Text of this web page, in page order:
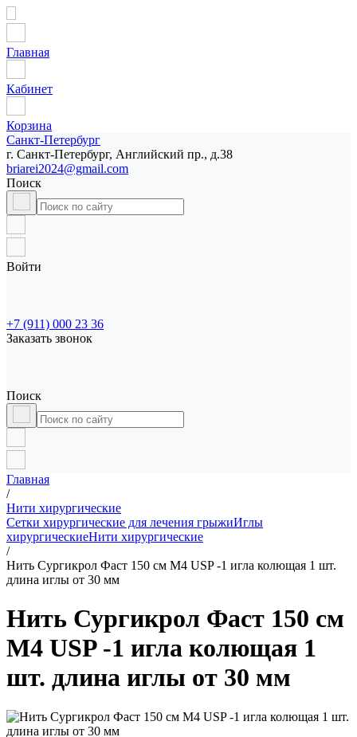
Главная
Кабинет
Корзина
Санкт-Петербург
г. Санкт-Петербург, Английский пр., д.38
briarei2024@gmail.com
Поиск
Войти
+7 (911) 000 23 36
Заказать звонок
Поиск
Главная
/
Нити хирургические
Сетки хирургические для лечения грыжиИглы
хирургическиеНити хирургические
/
Нить Сургикрол Фаст 150 см М4 USP -1 игла колющая 1 шт.
длина иглы от 30 мм
Нить Сургикрол Фаст 150 см
М4 USP -1 игла колющая 1
шт. длина иглы от 30 мм